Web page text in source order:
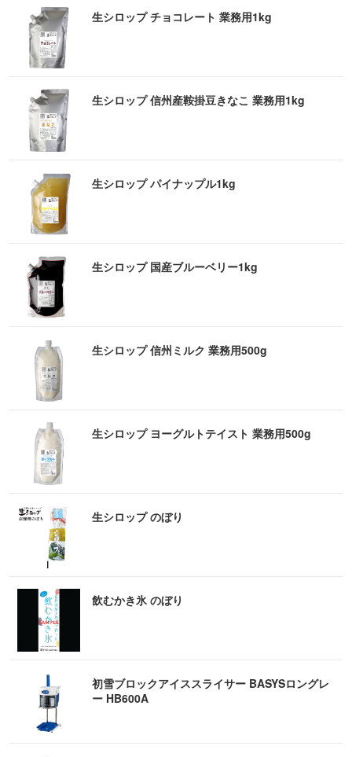
生シロップ チョコレート 業務用1kg
生シロップ 信州産鞍掛豆きなこ 業務用1kg
生シロップ パイナップル1kg
生シロップ 国産ブルーベリー1kg
生シロップ 信州ミルク 業務用500g
生シロップ ヨーグルトテイスト 業務用500g
生シロップ のぼり
飲むかき氷 のぼり
初雪ブロックアイススライサー BASYSロングレ
ー HB600A